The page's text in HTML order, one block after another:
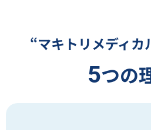
“マキトリメディカ
5つの